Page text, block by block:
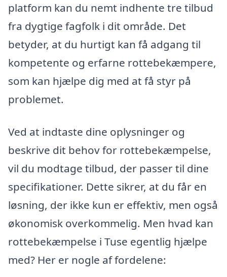
platform kan du nemt indhente tre tilbud
fra dygtige fagfolk i dit område. Det
betyder, at du hurtigt kan få adgang til
kompetente og erfarne rottebekæmpere,
som kan hjælpe dig med at få styr på
problemet.
Ved at indtaste dine oplysninger og
beskrive dit behov for rottebekæmpelse,
vil du modtage tilbud, der passer til dine
specifikationer. Dette sikrer, at du får en
løsning, der ikke kun er effektiv, men også
økonomisk overkommelig. Men hvad kan
rottebekæmpelse i Tuse egentlig hjælpe
med? Her er nogle af fordelene: